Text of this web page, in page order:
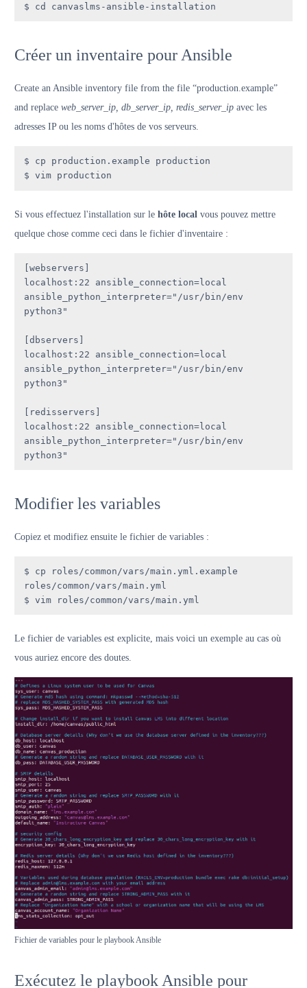
$ cd canvaslms-ansible-installation
Créer un inventaire pour Ansible
Create an Ansible inventory file from the file “production.example”
and replace web_server_ip, db_server_ip, redis_server_ip avec les
adresses IP ou les noms d'hôtes de vos serveurs.
$ cp production.example production
$ vim production
Si vous effectuez l'installation sur le hôte local vous pouvez mettre
quelque chose comme ceci dans le fichier d'inventaire :
[webservers]
localhost:22 ansible_connection=local
ansible_python_interpreter="/usr/bin/env
python3"
[dbservers]
localhost:22 ansible_connection=local
ansible_python_interpreter="/usr/bin/env
python3"
[redisservers]
localhost:22 ansible_connection=local
ansible_python_interpreter="/usr/bin/env
python3"
Modifier les variables
Copiez et modifiez ensuite le fichier de variables :
$ cp roles/common/vars/main.yml.example
roles/common/vars/main.yml
$ vim roles/common/vars/main.yml
Le fichier de variables est explicite, mais voici un exemple au cas où
vous auriez encore des doutes.
Fichier de variables pour le playbook Ansible
Exécutez le playbook Ansible pour